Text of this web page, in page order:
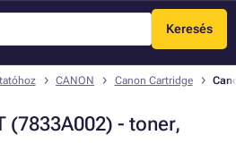
Keresés
Menü
CANON Canon Cartridge
(7833A002) - toner,